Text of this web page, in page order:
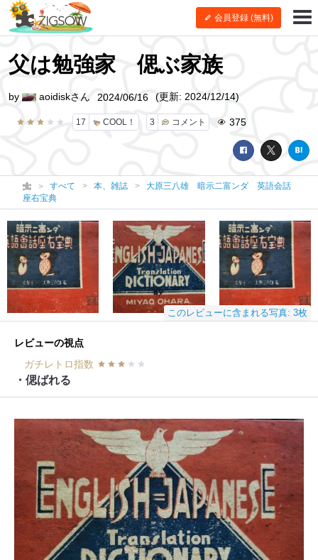
会員登録 (無料)
父は勉強家 偲ぶ家族
17 COOL！ 3 コメント 375
by aoidiskさん 2024/06/16 (更新: 2024/12/14)
すべて 本、雑誌
大原三八雄 暗示二富ンダ 英語会話
座右宝典
このレビューに含まれる写真: 3枚
レビューの視点
ガチレトロ指数
・偲ばれる